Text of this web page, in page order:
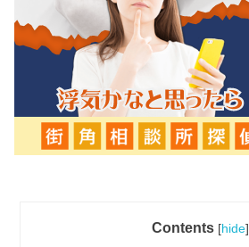
Contents [hide]